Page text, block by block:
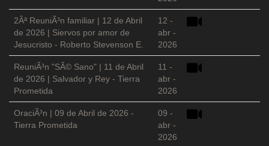
2Âª ReuniÃ³n familiar | 12 de Abril
de 2026 | Siervos por amor de
Jesucristo - Roberto Stevenson E.
12 -
abr -
2026
ReuniÃ³n "SÃ© Sano" | 11 de Abril
de 2026 | Salvador y Rey - Tierra
Prometida
11 -
abr -
2026
OraciÃ³n | 09 de Abril de 2026 -
Tierra Prometida
09 -
abr -
2026